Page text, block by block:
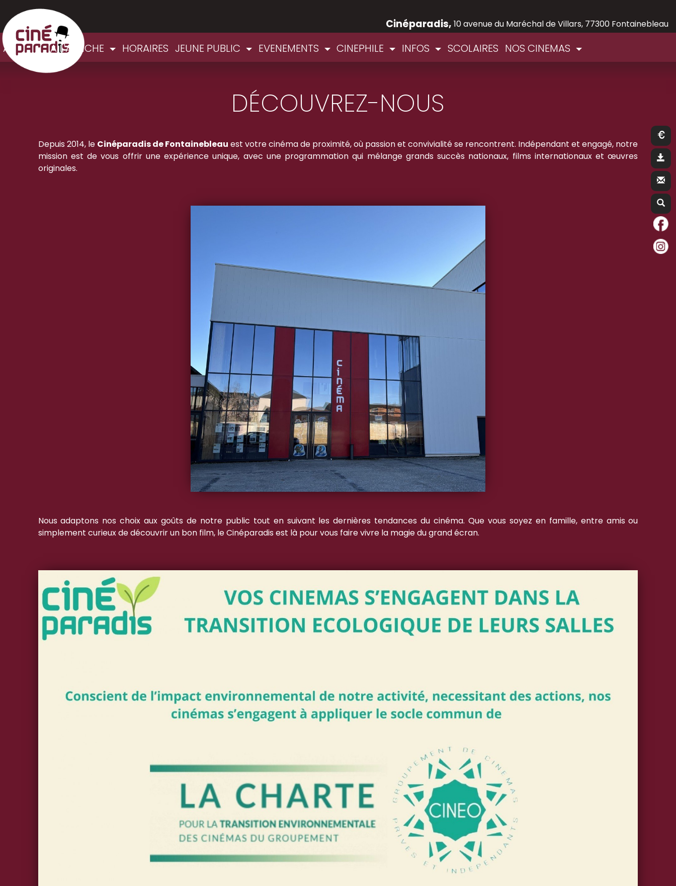
Cinéparadis, 10 avenue du Maréchal de Villars, 77300 Fontainebleau
ACCUEIL A L'AFFICHE HORAIRES JEUNE PUBLIC EVENEMENTS CINEPHILE INFOS SCOLAIRES NOS CINEMAS
DÉCOUVREZ-NOUS
Depuis 2014, le Cinéparadis de Fontainebleau est votre cinéma de proximité, où passion et convivialité se rencontrent. Indépendant et engagé, notre
mission est de vous offrir une expérience unique, avec une programmation qui mélange grands succès nationaux, films internationaux et œuvres
originales.
Nous adaptons nos choix aux goûts de notre public tout en suivant les dernières tendances du cinéma. Que vous soyez en famille, entre amis ou
simplement curieux de découvrir un bon film, le Cinéparadis est là pour vous faire vivre la magie du grand écran.